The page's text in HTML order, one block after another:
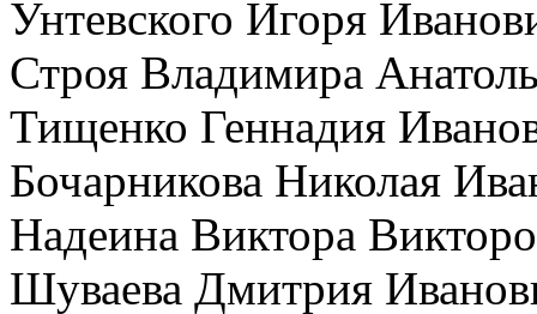
Унтевского Игоря
Строя Владимира
Тищенко Геннадия
Бочарникова Николая
Надеина Виктора
Шуваева Дмитрия